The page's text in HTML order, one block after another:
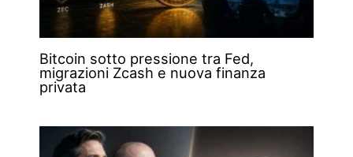
Bitcoin sotto pressione tra Fed,
migrazioni Zcash e nuova finanza
privata